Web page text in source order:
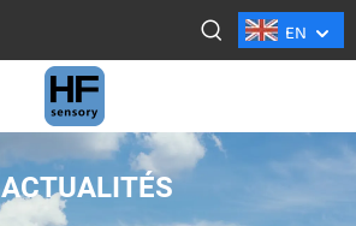
EN
ACTUALITÉS